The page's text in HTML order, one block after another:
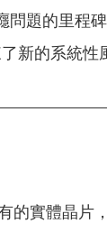
問題的里程
新的系統性
的實體晶片